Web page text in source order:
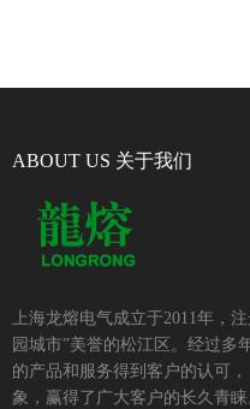
ABOUT US 关于我们
上海龙熔电气成立于2011年，
园城市”美誉的松江区。经过多
的产品和服务得到客户的认可
象，赢得了广大客户的长久青